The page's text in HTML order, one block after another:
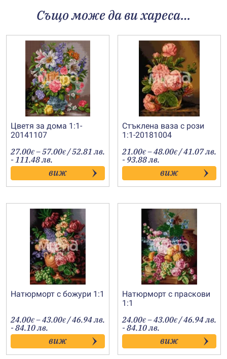
Също може да ви хареса…
Цветя за дома 1:1-
20141107
27.00€ –57.00€Price
range:
27.00€
through
57.00€
/ 52.81 лв.
- 111.48 лв.
виж
Стъклена ваза с рози
1:1-20181004
21.00€ –48.00€Price
range:
21.00€
through
48.00€
/ 41.07 лв.
- 93.88 лв.
виж
Натюрморт с божури 1:1
24.00€ –43.00€Price
range:
24.00€
through
43.00€
/ 46.94 лв.
- 84.10 лв.
виж
Натюрморт с праскови
1:1
24.00€ –43.00€Price
range:
24.00€
through
43.00€
/ 46.94 лв.
- 84.10 лв.
виж